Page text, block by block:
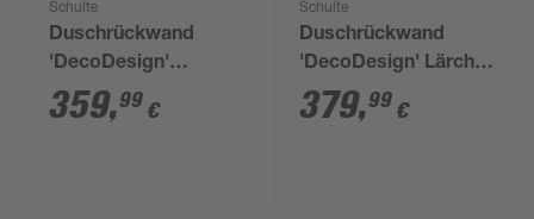
Schulte
Duschrückwand
'DecoDesign'
holzoptik 100 x 210
cm
359,99 €
Schulte
Duschrückwand
'DecoDesign' Lärche
Japandi 100 x 210 cm
379,99 €